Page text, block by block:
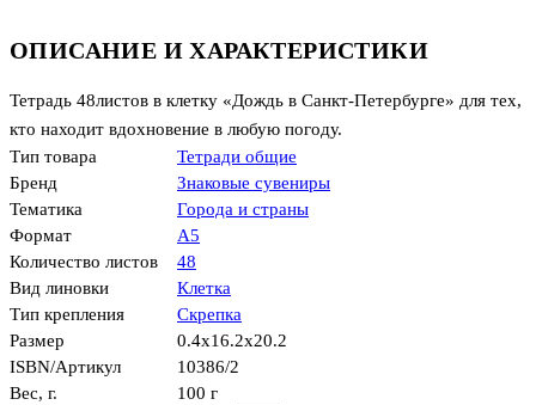
ОПИСАНИЕ И ХАРАКТЕРИСТИКИ
Тетрадь 48листов в клетку «Дождь в Санкт-Петербурге» для тех,
кто находит вдохновение в любую погоду.
Тип товара
Тетради общие
Бренд
Знаковые сувениры
Тематика
Города и страны
Формат
А5
Количество листов
48
Вид линовки
Клетка
Тип крепления
Скрепка
Размер
0.4x16.2x20.2
ISBN/Артикул
10386/2
Вес, г.
100 г